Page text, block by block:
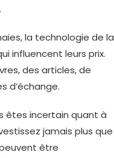
la technologie de la
influencent leurs prix.
des articles, de
d’échange.
êtes incertain quant à
jamais plus que
être